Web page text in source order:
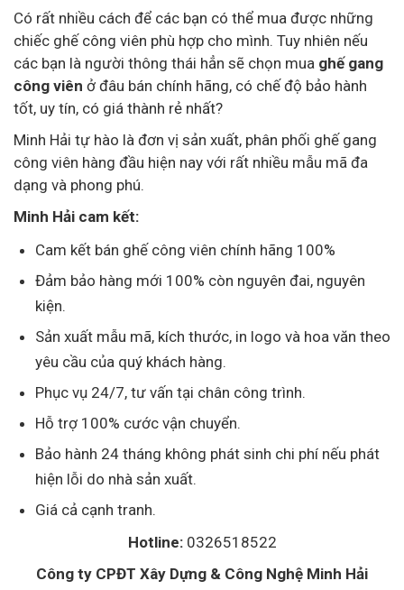
Có rất nhiều cách để các bạn có thể mua được những
chiếc ghế công viên phù hợp cho mình. Tuy nhiên nếu
các bạn là người thông thái hẳn sẽ chọn mua ghế gang
công viên ở đâu bán chính hãng, có chế độ bảo hành
tốt, uy tín, có giá thành rẻ nhất?
Minh Hải tự hào là đơn vị sản xuất, phân phối ghế gang
công viên hàng đầu hiện nay với rất nhiều mẫu mã đa
dạng và phong phú.
Minh Hải cam kết:
Cam kết bán ghế công viên chính hãng 100%
Đảm bảo hàng mới 100% còn nguyên đai, nguyên
kiện.
Sản xuất mẫu mã, kích thước, in logo và hoa văn theo
yêu cầu của quý khách hàng.
Phục vụ 24/7, tư vấn tại chân công trình.
Hỗ trợ 100% cước vận chuyển.
Bảo hành 24 tháng không phát sinh chi phí nếu phát
hiện lỗi do nhà sản xuất.
Giá cả cạnh tranh.
Hotline:0326518522
Công ty CPĐT Xây Dựng & Công Nghệ Minh Hải